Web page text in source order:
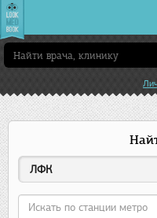
Врачи
Клиники
Лекарства
ЛФК